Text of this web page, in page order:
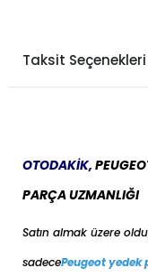
Taksit Seçenekleri
OTODAKİK,
PARÇA UZMANLIĞI
Satın almak üzere
sadecePeugeot yedek